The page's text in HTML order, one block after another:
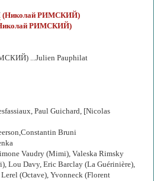
(Николай РИМСКИЙ)
РИМСКИЙ)
...Julien Pauphilat
Paul Guichard, [Nicolas
Bruni
Vaudry (Mimi), Valeska Rimsky
Lou Davy, Eric Barclay (La Guérinière),
(Octave), Yvonneck (Florent